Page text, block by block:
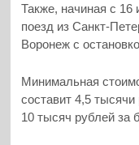
Также, начиная с 16
поезд из Санкт-
Воронеж с
Минимальная
составит 4,5
10 тысяч рублей за